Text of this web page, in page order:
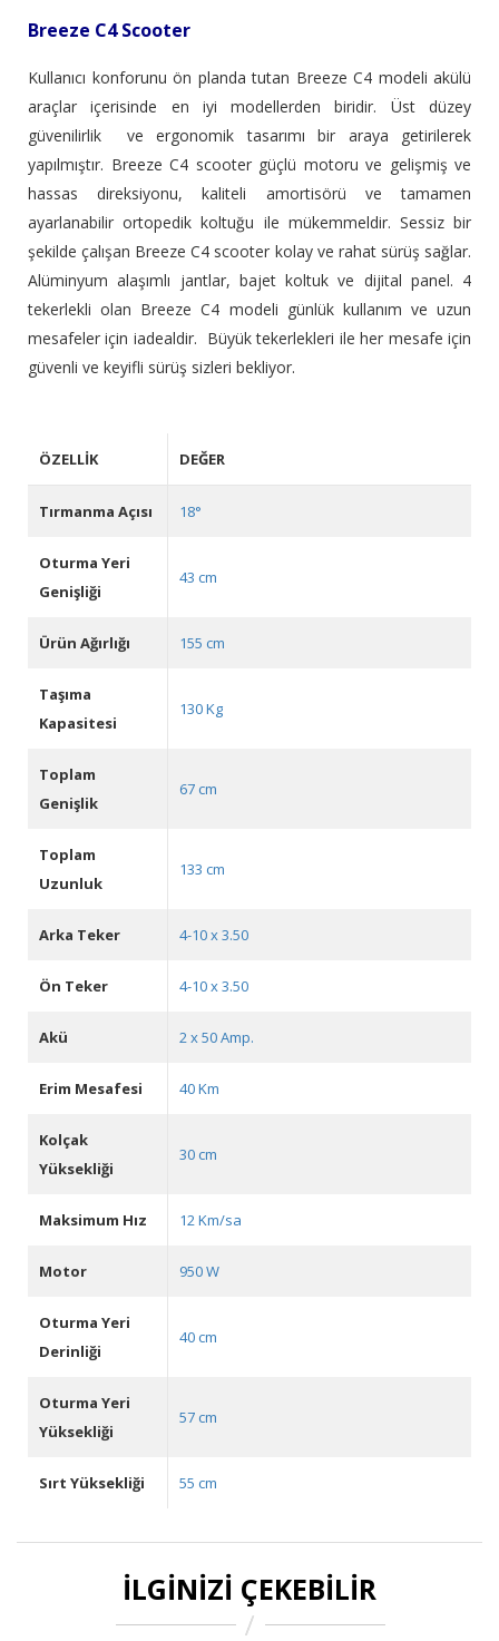
Breeze C4 Scooter
Kullanıcı konforunu ön planda tutan Breeze C4 modeli akülü
araçlar içerisinde en iyi modellerden biridir. Üst düzey
güvenilirlik ve ergonomik tasarımı bir araya getirilerek
yapılmıştır. Breeze C4 scooter güçlü motoru ve gelişmiş ve
hassas direksiyonu, kaliteli amortisörü ve tamamen
ayarlanabilir ortopedik koltuğu ile mükemmeldir. Sessiz bir
şekilde çalışan Breeze C4 scooter kolay ve rahat sürüş sağlar.
Alüminyum alaşımlı jantlar, bajet koltuk ve dijital panel. 4
tekerlekli olan Breeze C4 modeli günlük kullanım ve uzun
mesafeler için iadealdir. Büyük tekerlekleri ile her mesafe için
güvenli ve keyifli sürüş sizleri bekliyor.
ÖZELLIK DEĞER
Tırmanma Açısı 18°
Oturma Yeri
Genişliği
43 cm
Ürün Ağırlığı 155 cm
Taşıma
Kapasitesi
130 Kg
Toplam
Genişlik
67 cm
Toplam
Uzunluk
133 cm
Arka Teker 4-10 x 3.50
Ön Teker 4-10 x 3.50
Akü 2 x 50 Amp.
Erim Mesafesi 40 Km
Kolçak
Yüksekliği
30 cm
Maksimum Hız 12 Km/sa
Motor 950 W
Oturma Yeri
Derinliği
40 cm
Oturma Yeri
Yüksekliği
57 cm
Sırt Yüksekliği 55 cm
İLGINIZI ÇEKEBILIR